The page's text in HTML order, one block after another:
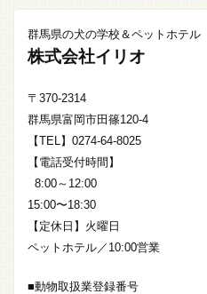
群馬県の犬の学校＆ペットホテル
株式会社イリオ
〒370-2314
群馬県富岡市田篠120-4
【TEL】0274-64-8025
【電話受付時間】
8:00～12:00
15:00〜18:30
【定休日】火曜日
ペットホテル／10:00営業
■動物取扱業登録番号